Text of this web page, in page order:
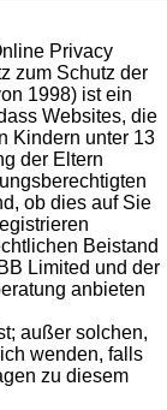
Privacy
zum Schutz der
1998) ist ein
Websites, die
Kindern unter 13
der Eltern
ob dies auf Sie
Beistand
Limited und der
anbieten
außer solchen,
wenden, falls
zu diesem